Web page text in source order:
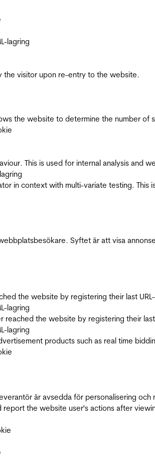
lagring
the visitor upon re-entry to the website.
the website to determine the number of
This is used for internal analysis and
in context with multi-variate testing.
Syftet är att visa
the website by registering their last
lagring
reached the website by registering their
lagring
products such as real time
är avsedda för personalisering
the website user's actions after